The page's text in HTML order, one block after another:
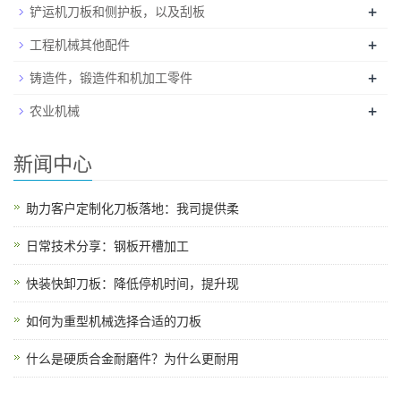
铲运机刀板和侧护板，以及刮板
+
工程机械其他配件 +
铸造件，锻造件和机加工零件 +
农业机械 +
新闻中心
助力客户定制化刀板落地：我司提供柔
日常技术分享：钢板开槽加工
快装快卸刀板：降低停机时间，提升现
如何为重型机械选择合适的刀板
什么是硬质合金耐磨件？为什么更耐用